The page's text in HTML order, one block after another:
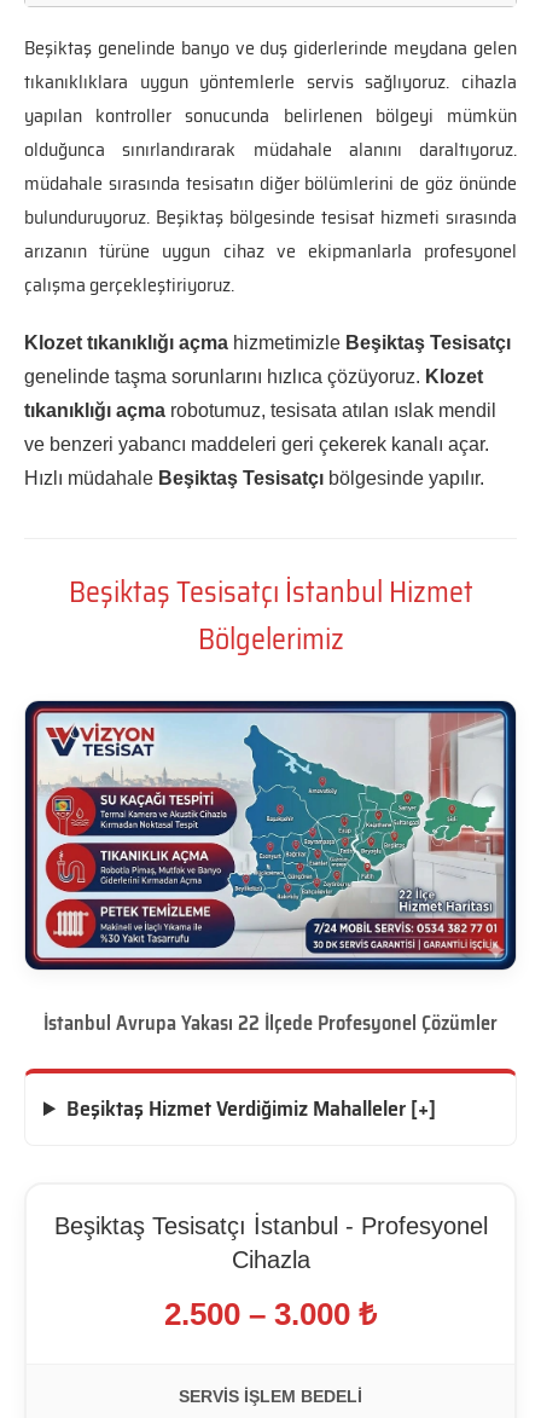
Beşiktaş genelinde banyo ve duş giderlerinde meydana gelen
tıkanıklıklara uygun yöntemlerle servis sağlıyoruz. cihazla
yapılan kontroller sonucunda belirlenen bölgeyi mümkün
olduğunca sınırlandırarak müdahale alanını daraltıyoruz.
müdahale sırasında tesisatın diğer bölümlerini de göz önünde
bulunduruyoruz. Beşiktaş bölgesinde tesisat hizmeti sırasında
arızanın türüne uygun cihaz ve ekipmanlarla profesyonel
çalışma gerçekleştiriyoruz.
Klozet tıkanıklığı açma hizmetimizle Beşiktaş Tesisatçı
genelinde taşma sorunlarını hızlıca çözüyoruz. Klozet
tıkanıklığı açma robotumuz, tesisata atılan ıslak mendil
ve benzeri yabancı maddeleri geri çekerek kanalı açar.
Hızlı müdahale Beşiktaş Tesisatçı bölgesinde yapılır.
Beşiktaş Tesisatçı İstanbul Hizmet
Bölgelerimiz
İstanbul Avrupa Yakası 22 İlçede Profesyonel Çözümler
Beşiktaş Hizmet Verdiğimiz Mahalleler [+]
Beşiktaş Tesisatçı İstanbul - Profesyonel
Cihazla
2.500 – 3.000 ₺
SERVIS İŞLEM BEDELI